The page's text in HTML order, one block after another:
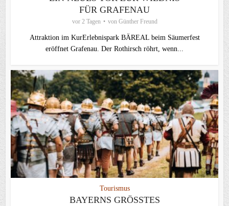
FÜR GRAFENAU
vor 2 Tagen von Günther Freund
Attraktion im KurErlebnispark BÄREAL beim Säumerfest
eröffnet Grafenau. Der Rothirsch röhrt, wenn...
Tourismus
BAYERNS GRÖSSTES R